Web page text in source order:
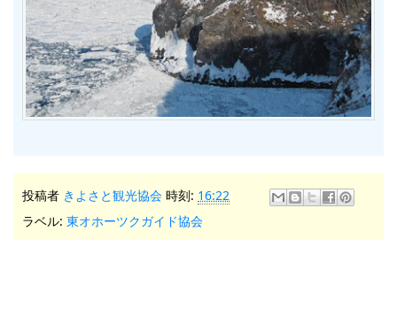
投稿者 きよさと観光協会 時刻: 16:22
ラベル: 東オホーツクガイド協会